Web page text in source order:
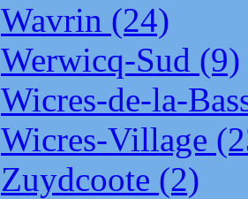
Wavrin (24)
Werwicq-Sud (9)
Wicres-de-la-
Wicres-Village
Zuydcoote (2)